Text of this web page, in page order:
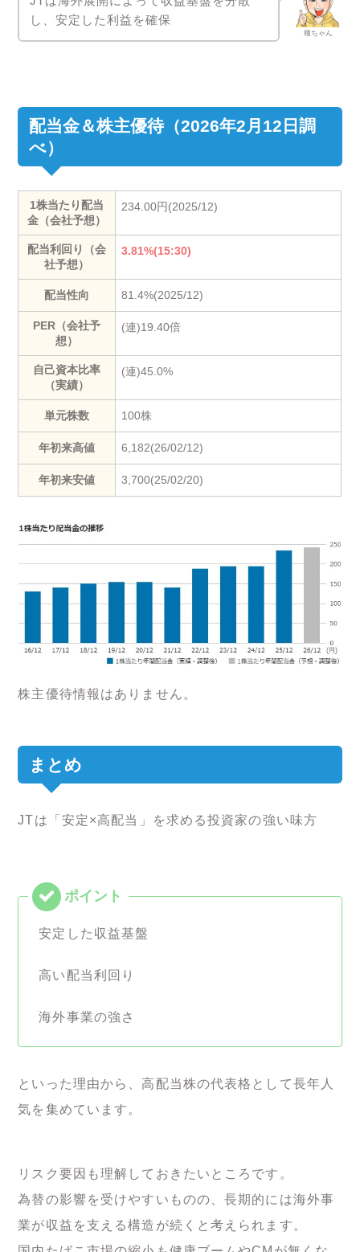
種ちゃん
し、安定した利益を確保
配当金＆株主優待（2026年2月12日調
べ）
1株当たり配当
金（会社予想）
234.00円(2025/12)
配当利回り（会
社予想）
3.81%(15:30)
配当性向 81.4%(2025/12)
PER（会社予
想）
(連)19.40倍
自己資本比率
（実績）
(連)45.0%
単元株数 100株
年初来高値 6,182(26/02/12)
年初来安値 3,700(25/02/20)
株主優待情報はありません。
まとめ
JTは「安定×高配当」を求める投資家の強い味方
安定した収益基盤
高い配当利回り
海外事業の強さ
といった理由から、高配当株の代表格として長年人
気を集めています。
リスク要因も理解しておきたいところです。
為替の影響を受けやすいものの、長期的には海外事
業が収益を支える構造が続くと考えられます。